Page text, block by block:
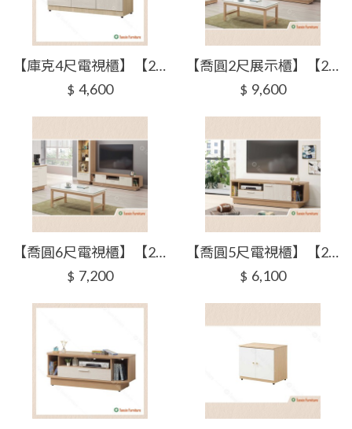
【庫克4尺電視櫃】【2025-J311-5】【添興家具】
$ 4,600
【喬圓2尺展示櫃】【2025-J312-2】【添興家具】
$ 9,600
【喬圓6尺電視櫃】【2025-J312-3】【添興家具】
$ 7,200
【喬圓5尺電視櫃】【2025-J312-4】【添興家具】
$ 6,100